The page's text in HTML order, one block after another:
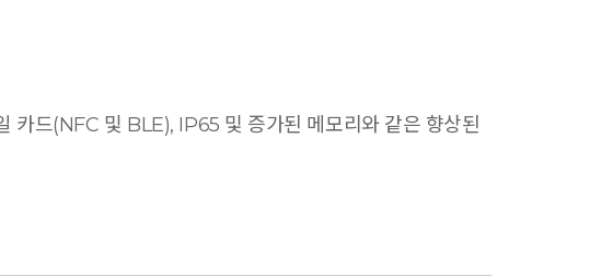
드(NFC 및 BLE), IP65 및 증가된 메모리와 같은 향상된